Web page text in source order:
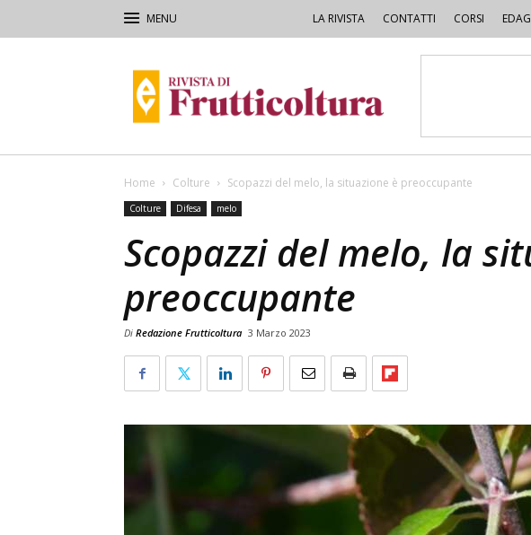
LA RIVISTA CONTATTI CORSI
di
Frutticoltura
Home Colture Scopazzi del melo, la situazione è preoccupante
Colture Difesa melo
Scopazzi del melo, la
preoccupante
Di Redazione Frutticoltura 3 Marzo 2023